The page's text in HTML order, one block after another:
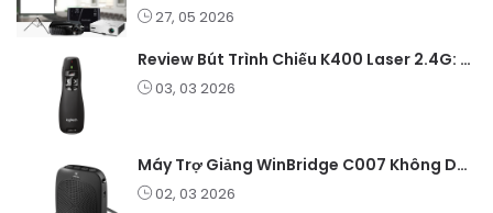
27, 05 2026
Review Bút Trình Chiếu K400 Laser 2.4G: Nhỏ Gọn, Ổn Định, Lý Tưởng Cho Giáo Viên Và Doanh Nghiệp
03, 03 2026
Máy Trợ Giảng WinBridge C007 Không Dây – Pin Lâu, Âm Thanh Rõ
02, 03 2026